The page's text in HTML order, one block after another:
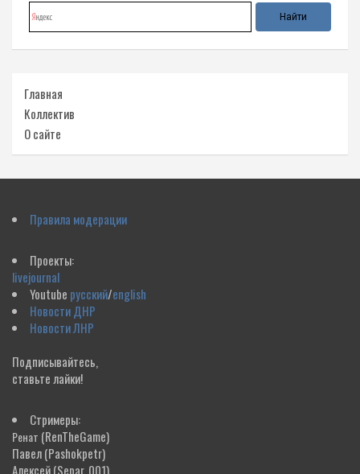
Главная
Коллектив
О сайте
Правила модерации
Проекты:
livejournal
Youtube русский/english
Новости ДНР
Новости ЛНР
Подписывайтесь,
ставьте лайки!
Стримеры:
Ренат (RenTheGame)
Павел(Pashokpetr)
Алексей(Separ_001)